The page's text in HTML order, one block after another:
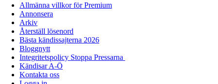
Allmänna villkor för Premium
Annonsera
Arkiv
Återställ lösenord
Bästa kändissajterna 2026
Bloggnytt
Integritetspolicy Stoppa Pressarna
Kändisar A-Ö
Kontakta oss